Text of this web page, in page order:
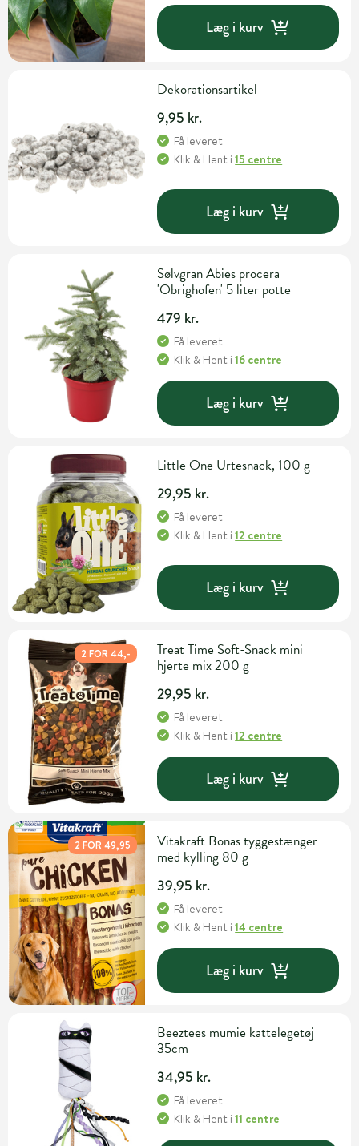
Læg i kurv
Dekorationsartikel
9,95 kr.
Få leveret
Klik & Hent i15 centre
Læg i kurv
Sølvgran Abies procera
'Obrighofen' 5 liter potte
479 kr.
Få leveret
Klik & Hent i16 centre
Læg i kurv
Little One Urtesnack, 100 g
29,95 kr.
Få leveret
Klik & Hent i12 centre
Læg i kurv
2 FOR 44,-
Treat Time Soft-Snack mini
hjerte mix 200 g
29,95 kr.
Få leveret
Klik & Hent i12 centre
Læg i kurv
2 FOR 49,95
Vitakraft Bonas tyggestænger
med kylling 80 g
39,95 kr.
Få leveret
Klik & Hent i14 centre
Læg i kurv
Beeztees mumie kattelegetøj
35cm
34,95 kr.
Få leveret
Klik & Hent i11 centre